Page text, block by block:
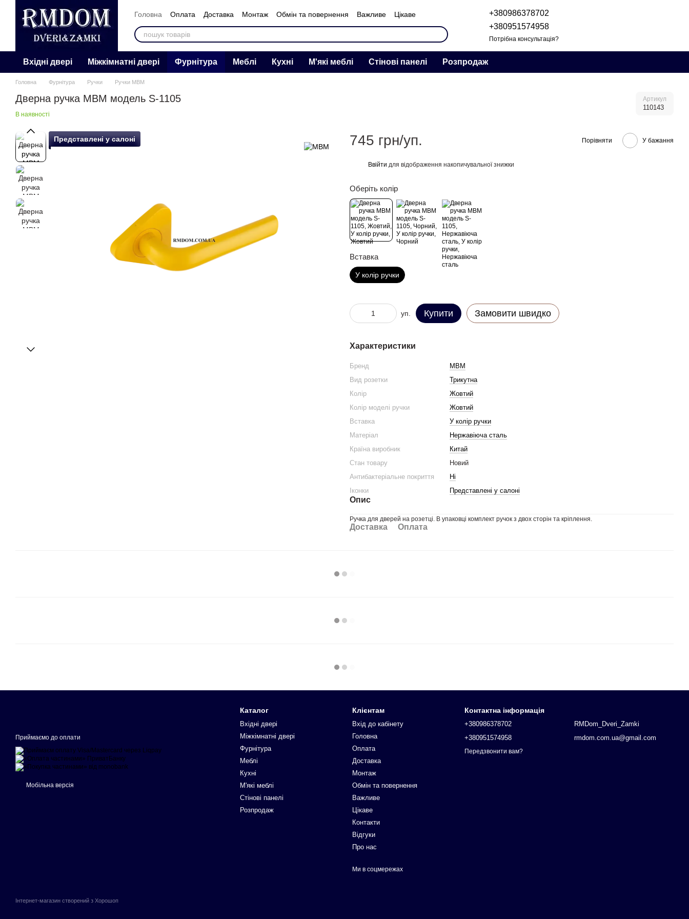
Перейти к основному контенту
Головна Оплата Доставка Монтаж Обмін та повернення Важливе
Цікаве
Контакти
Відгуки Про нас
+380986378702
+380951574958
Потрібна консультація?
Вхідні двері Міжкімнатні двері Фурнітура Меблі Кухні М'які меблі Стінові панелі Розпродаж
Головна Фурнітура Ручки Ручки МВМ
Дверна ручка МВМ модель S-1105 Артикул
110143
В наявності
Представлені у салоні 745 грн/уп. Порівняти У бажання
Ввійти для відображення накопичувальної знижки
Оберіть колір
Вставка
У колір ручки
уп. Купити Замовити швидко
Характеристики
Бренд
МВМ
Вид розетки
Трикутна
Колір
Жовтий
Колір моделі ручки
Жовтий
Вставка
У колір ручки
Матеріал
Нержавіюча сталь
Країна виробник
Китай
Стан товару
Новий
Антибактеріальне покриття
Ні
Іконки
Представлені у салоні
Опис
Ручка для дверей на розетці. В упаковці комплект ручок з двох сторін та кріплення.
Доставка Оплата
Приймаємо до оплати
Мобільна версія
Інтернет-магазин створений з Хорошоп
Каталог
Вхідні двері
Міжкімнатні двері
Фурнітура
Меблі
Кухні
М'які меблі
Стінові панелі
Розпродаж
Клієнтам
Вхід до кабінету
Головна
Оплата
Доставка
Монтаж
Обмін та повернення
Важливе
Цікаве
Контакти
Відгуки
Про нас
Ми в соцмережах
Контактна інформація
+380986378702
+380951574958
Передзвонити вам?
RMDom_Dveri_Zamki
rmdom.com.ua@gmail.com